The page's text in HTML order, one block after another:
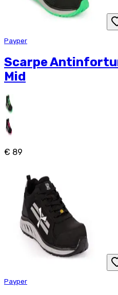
Payper
Scarpe
Mid
€ 89
Payper